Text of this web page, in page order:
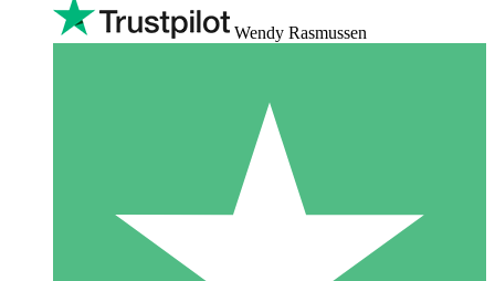
Wendy Rasmussen